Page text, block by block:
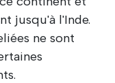
jusqu'à l'Inde.
ne sont